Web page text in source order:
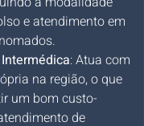
e atendimento em
: Atua com
na região, o que
um bom custo-
de